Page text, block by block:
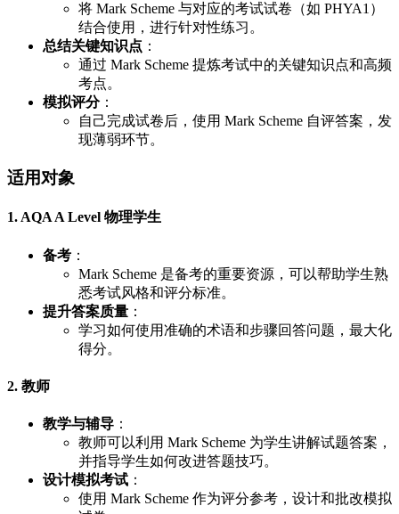
将 Mark Scheme 与对应的考试试卷（如 PHYA1）
结合使用，进行针对性练习。
总结关键知识点 ：
通过 Mark Scheme 提炼考试中的关键知识点和高频
考点。
模拟评分：
自己完成试卷后，使用 Mark Scheme 自评答案，发
现薄弱环节。
适用对象
1. AQA A Level 物理学生
备考 ：
Mark Scheme 是备考的重要资源，可以帮助学生熟
悉考试风格和评分标准。
提升答案质量 ：
学习如何使用准确的术语和步骤回答问题，最大化
得分。
2. 教师
教学与辅导 ：
教师可以利用 Mark Scheme 为学生讲解试题答案，
并指导学生如何改进答题技巧。
设计模拟考试 ：
使用 Mark Scheme 作为评分参考，设计和批改模拟